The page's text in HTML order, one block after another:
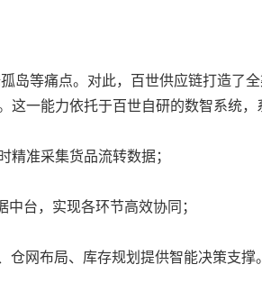
岛等痛点。对此，百世供应链打造了
一能力依托于百世自研的数智系统，
准采集货品流转数据；
台，实现各环节高效协同；
网布局、库存规划提供智能决策支撑。